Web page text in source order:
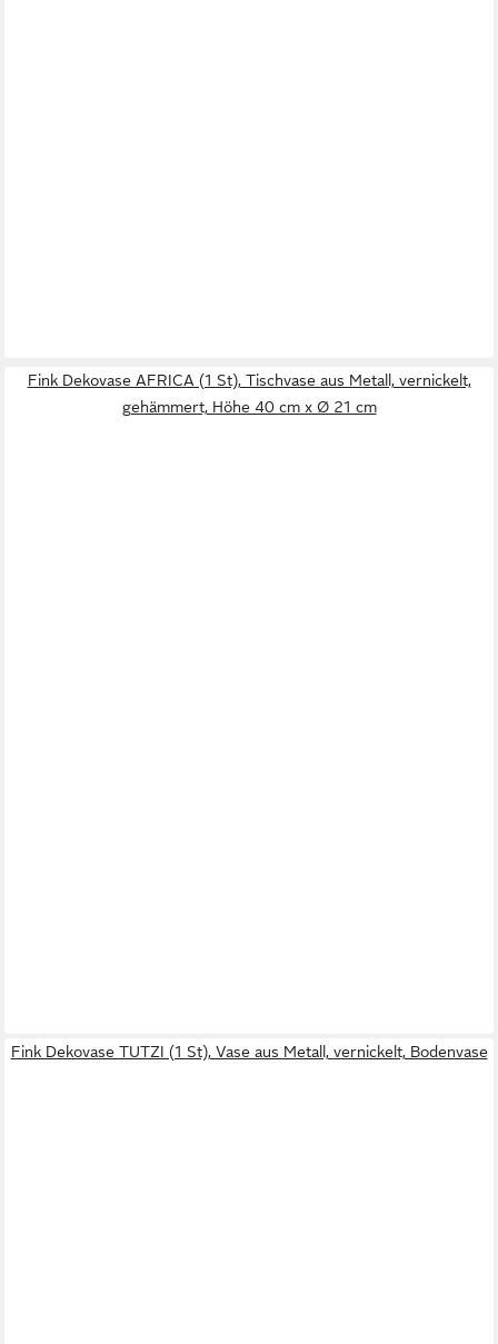
Fink Dekovase AFRICA (1 St), Tischvase aus Metall, vernickelt,
gehämmert, Höhe 40 cm x Ø 21 cm
Fink Dekovase TUTZI (1 St), Vase aus Metall, vernickelt, Bodenvase